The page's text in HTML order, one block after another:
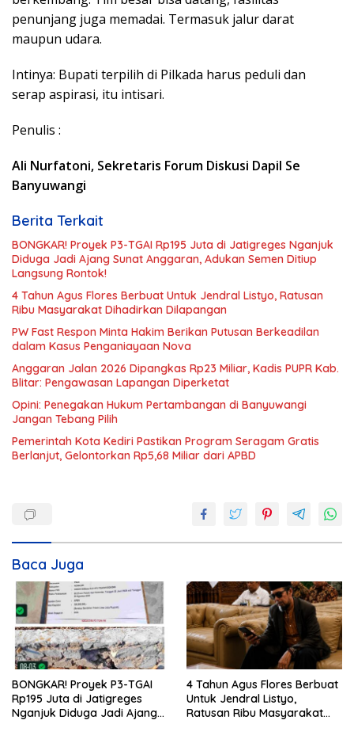
penunjang juga memadai. Termasuk jalur darat
maupun udara.
Intinya: Bupati terpilih di Pilkada harus peduli dan
serap aspirasi, itu intisari.
Penulis :
Ali Nurfatoni, Sekretaris Forum Diskusi Dapil Se
Banyuwangi
Berita Terkait
BONGKAR! Proyek P3-TGAI Rp195 Juta di Jatigreges Nganjuk
Diduga Jadi Ajang Sunat Anggaran, Adukan Semen Ditiup
Langsung Rontok!
4 Tahun Agus Flores Berbuat Untuk Jendral Listyo, Ratusan
Ribu Masyarakat Dihadirkan Dilapangan
PW Fast Respon Minta Hakim Berikan Putusan Berkeadilan
dalam Kasus Penganiayaan Nova
Anggaran Jalan 2026 Dipangkas Rp23 Miliar, Kadis PUPR Kab.
Blitar: Pengawasan Lapangan Diperketat
Opini: Penegakan Hukum Pertambangan di Banyuwangi
Jangan Tebang Pilih
Pemerintah Kota Kediri Pastikan Program Seragam Gratis
Berlanjut, Gelontorkan Rp5,68 Miliar dari APBD
Baca Juga
BONGKAR! Proyek P3-TGAI
Rp195 Juta di Jatigreges
Nganjuk Diduga Jadi Ajang
4 Tahun Agus Flores Berbuat
Untuk Jendral Listyo,
Ratusan Ribu Masyarakat